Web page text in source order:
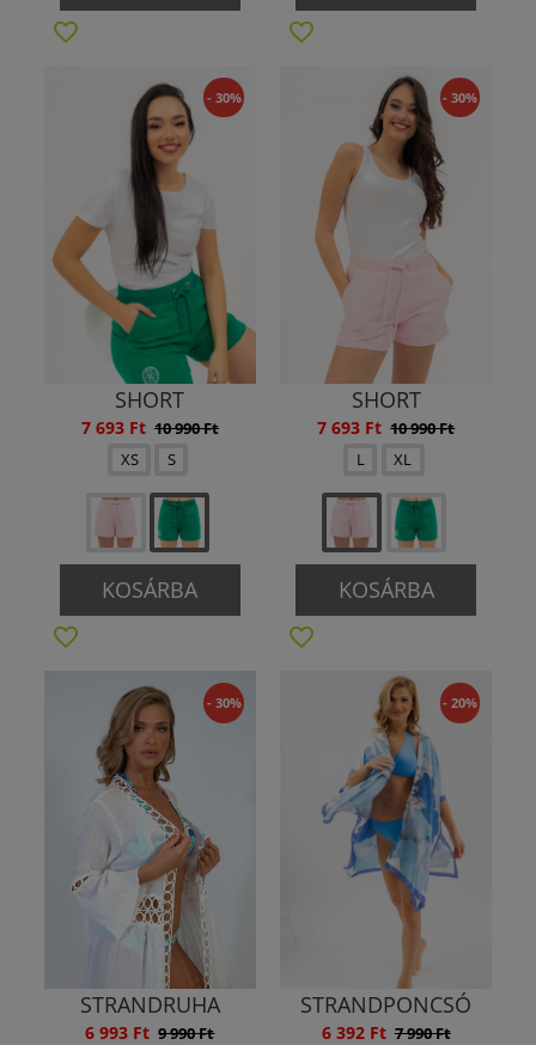
- 30%
SHORT
7 693 Ft 10 990 Ft
XS
S
KOSÁRBA
- 30%
SHORT
7 693 Ft 10 990 Ft
L
XL
KOSÁRBA
- 30%
STRANDRUHA
6 993 Ft 9 990 Ft
- 20%
STRANDPONCSÓ
6 392 Ft 7 990 Ft